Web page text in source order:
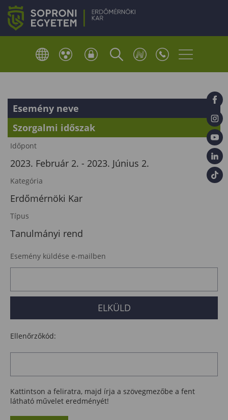
Esemény neve
Szorgalmi időszak
Időpont
2023. Február 2. - 2023. Június 2.
Kategória
Erdőmérnöki Kar
Típus
Tanulmányi rend
Esemény küldése e-mailben
Ellenőrzőkód:
Kattintson a feliratra, majd írja a szövegmezőbe a fent
látható művelet eredményét!